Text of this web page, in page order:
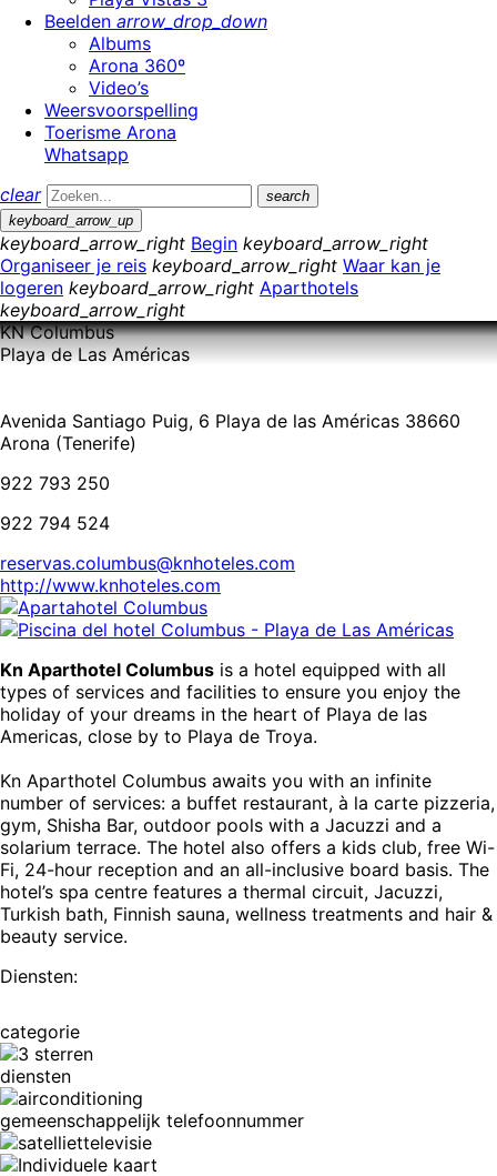
Beelden arrow_drop_down
Albums
Arona 360º
Video’s
Weersvoorspelling
Toerisme Arona
Whatsapp
clear
search
keyboard_arrow_up
keyboard_arrow_right Begin keyboard_arrow_right
Organiseer je reis keyboard_arrow_right Waar kan je
logeren keyboard_arrow_right Aparthotels
keyboard_arrow_right
KN Columbus
Playa de Las Américas
Avenida Santiago Puig, 6 Playa de las Américas 38660
Arona (Tenerife)
922 793 250
922 794 524
reservas.columbus@knhoteles.com
http://www.knhoteles.com
Kn Aparthotel Columbus is a hotel equipped with all
types of services and facilities to ensure you enjoy the
holiday of your dreams in the heart of Playa de las
Americas, close by to Playa de Troya.
Kn Aparthotel Columbus awaits you with an infinite
number of services: a buffet restaurant, à la carte pizzeria,
gym, Shisha Bar, outdoor pools with a Jacuzzi and a
solarium terrace. The hotel also offers a kids club, free Wi-
Fi, 24-hour reception and an all-inclusive board basis. The
hotel’s spa centre features a thermal circuit, Jacuzzi,
Turkish bath, Finnish sauna, wellness treatments and hair &
beauty service.
Diensten:
categorie
diensten
gemeenschappelijk telefoonnummer